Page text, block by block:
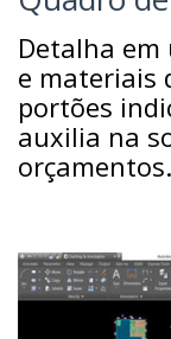
Detalha em
e materiais
portões
auxilia na
orçamentos.